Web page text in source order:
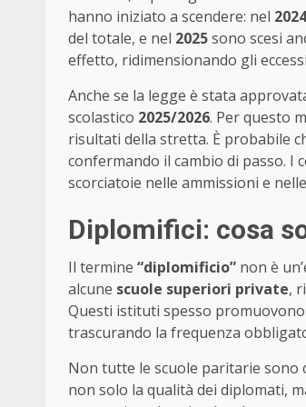
hanno iniziato a scendere: nel 2024
del totale, e nel 2025sono scesi
effetto, ridimensionando gli
Anche se la legge è stata
scolastico 2025/2026. Per questo
risultati della stretta. È probabile
confermando il cambio di passo.
scorciatoie nelle ammissioni e
Diplomifici: cosa
Il termine “diplomificio” non è
alcune scuole superiori private,
Questi istituti spesso
trascurando la frequenza
Non tutte le scuole paritarie sono
non solo la qualità dei diplomati,